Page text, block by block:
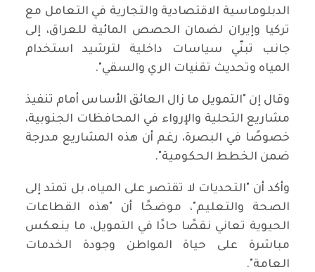
الدبلوماسية الاقتصادية والتجارية في التعامل مع
تركيا وإيران لضمان الحصص المائية للعراق، إلى
جانب تبنّي سياسات داخلية لترشيد استخدام
المياه وتحديث تقنيات الري والسقي".
وقال إن "التمويل ما زال العائق الأساس أمام تنفيذ
مشاريع التحلية والإرواء في المحافظات الجنوبية،
خصوصًا في البصرة، رغم أن هذه المشاريع مدرجة
ضمن الخطط الحكومية".
وأكد أن "التحديات لا تقتصر على المياه، بل تمتد إلى
الصحة والتعليم"، موضحًا أن "هذه القطاعات
الحيوية تعاني نقصًا حادًا في التمويل، ما ينعكس
مباشرة على حياة المواطن وجودة الخدمات
العامة".